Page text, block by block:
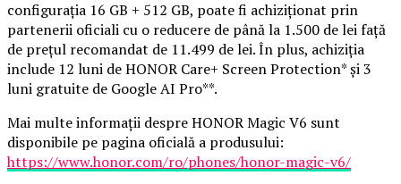
configurația 16 GB + 512 GB, poate fi achiziționat prin
partenerii oficiali cu o reducere de până la 1.500 de lei față
de prețul recomandat de 11.499 de lei. În plus, achiziția
include 12 luni de HONOR Care+ Screen Protection* și 3
luni gratuite de Google AI Pro**.
Mai multe informații despre HONOR Magic V6 sunt
disponibile pe pagina oficială a produsului:
https://www.honor.com/ro/phones/honor-magic-v6/